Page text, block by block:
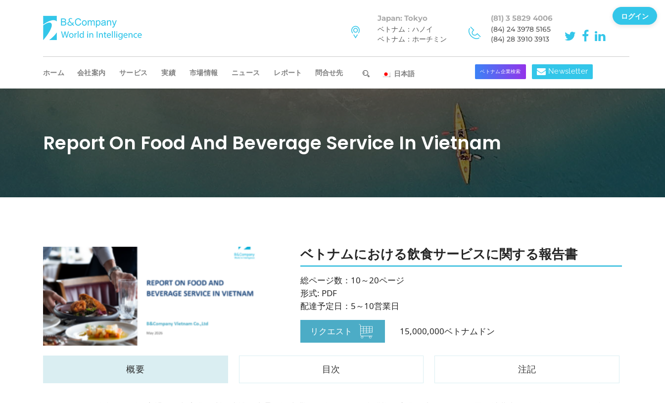
Japan: Tokyo
ベトナム：ハノイ
ベトナム：ホーチミン
(81) 3 5829 4006
(84) 24 3978 5165
(84) 28 3910 3913
ホーム 会社案内 サービス 実績 市場情報 ニュース レポート 問合せ先 日本語 ベトナム企業検索 Newsletter
Report On Food And Beverage Service In Vietnam
ベトナムにおける飲食サービスに関する報告書
総ページ数：10～20ページ
形式: PDF
配達予定日：5～10営業日
リクエスト 15,000,000ベトナムドン
概要 目次 注記
ログイン